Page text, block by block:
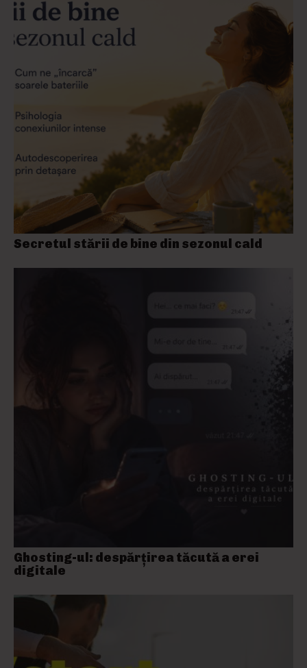
Secretul stării de bine din sezonul cald
Ghosting-ul: despărțirea tăcută a erei
digitale